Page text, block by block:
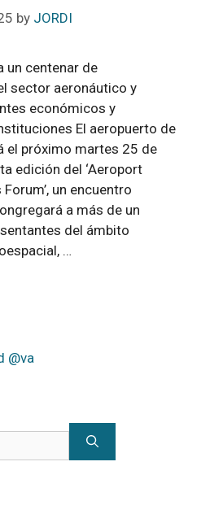
by JORDI
un centenar de
sector aeronáutico y
económicos y
El aeropuerto de
el próximo martes 25 de
edición del ‘Aeroport
un encuentro
a más de un
del ámbito
…
@va